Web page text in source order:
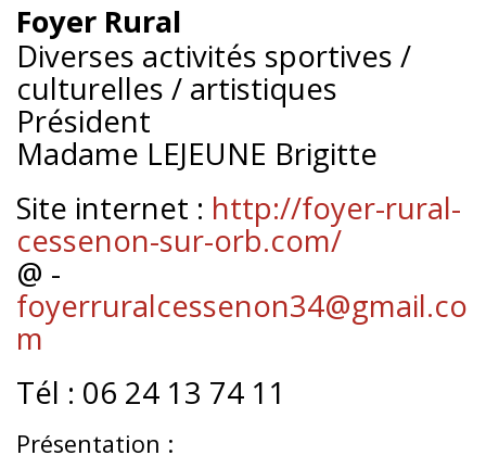
Foyer Rural
Diverses activités sportives /
culturelles / artistiques
Président
Madame LEJEUNE Brigitte
Site internet : http://foyer-rural-
cessenon-sur-orb.com/
@ -
foyerruralcessenon34@gmail.co
m
Tél : 06 24 13 74 11
Présentation :